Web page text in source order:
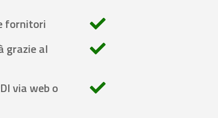
fornitori
grazie al
via web o